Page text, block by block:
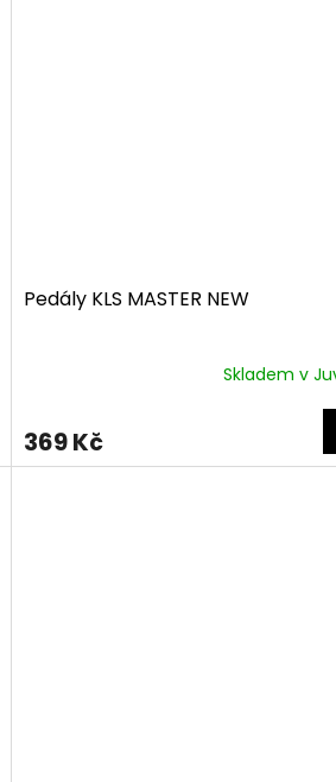
Pedály KLS MASTER NEW
je
5,0
Skladem v
369 Kč